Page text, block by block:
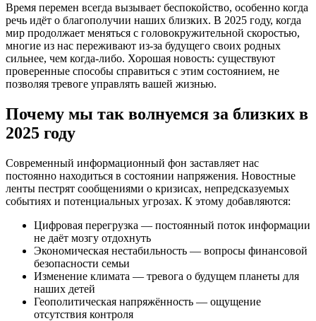
Время перемен всегда вызывает беспокойство, особенно когда
речь идёт о благополучии наших близких. В 2025 году, когда
мир продолжает меняться с головокружительной скоростью,
многие из нас переживают из-за будущего своих родных
сильнее, чем когда-либо. Хорошая новость: существуют
проверенные способы справиться с этим состоянием, не
позволяя тревоге управлять вашей жизнью.
Почему мы так волнуемся за близких в
2025 году
Современный информационный фон заставляет нас
постоянно находиться в состоянии напряжения. Новостные
ленты пестрят сообщениями о кризисах, непредсказуемых
событиях и потенциальных угрозах. К этому добавляются:
Цифровая перегрузка — постоянный поток информации
не даёт мозгу отдохнуть
Экономическая нестабильность — вопросы финансовой
безопасности семьи
Изменение климата — тревога о будущем планеты для
наших детей
Геополитическая напряжённость — ощущение
отсутствия контроля